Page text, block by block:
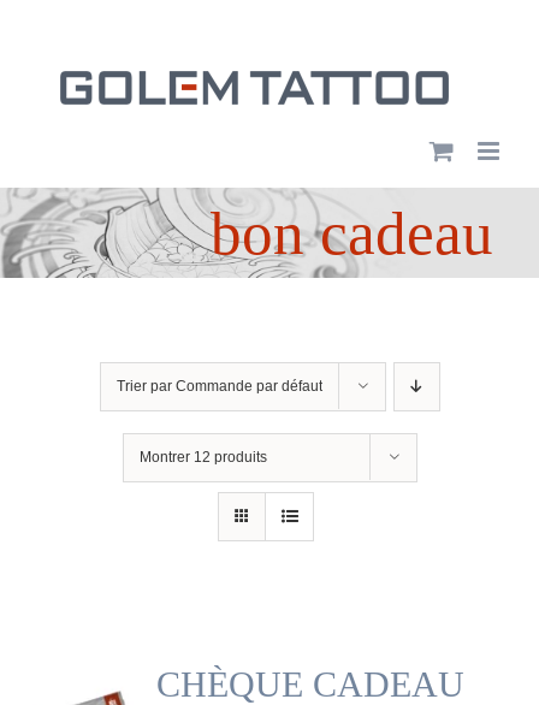
contenu
bon cadeau
Trier par Commande par défaut
Montrer 12 produits
CHÈQUE CADEAU